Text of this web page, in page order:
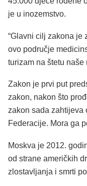
je u inozemstvo.
“Glavni cilj zakona je
ovo područje
turizam na štetu naše
Zakon je prvi put
zakon, nakon što
zakon sada zahtijeva
Federacije. Mora ga
Moskva je 2012.
od strane američkih
zlostavljanja i smrti